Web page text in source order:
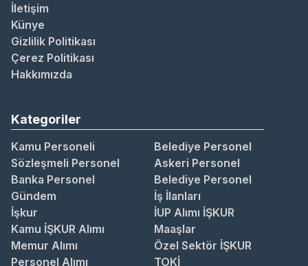
İletişim
Künye
Gizlilik Politikası
Çerez Politikası
Hakkımızda
Kategoriler
Kamu Personeli
Belediye Personel
Sözleşmeli Personel
Askeri Personel
Banka Personel
Belediye Personel
Gündem
İş İlanları
İşkur
İUP Alımı İŞKUR
Kamu İŞKUR Alımı
Maaşlar
Memur Alımı
Özel Sektör İŞKUR
Personel Alımı
TOKİ